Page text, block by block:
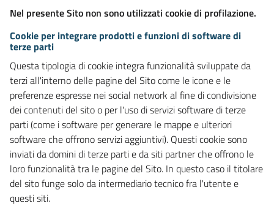
Nel presente Sito non sono utilizzati cookie di profilazione.
Cookie per integrare prodotti e funzioni di software di
terze parti
Questa tipologia di cookie integra funzionalità sviluppate da
terzi all'interno delle pagine del Sito come le icone e le
preferenze espresse nei social network al fine di condivisione
dei contenuti del sito o per l'uso di servizi software di terze
parti (come i software per generare le mappe e ulteriori
software che offrono servizi aggiuntivi). Questi cookie sono
inviati da domini di terze parti e da siti partner che offrono le
loro funzionalità tra le pagine del Sito. In questo caso il titolare
del sito funge solo da intermediario tecnico fra l'utente e
questi siti.